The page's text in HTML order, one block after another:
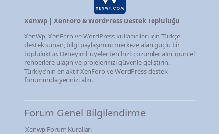
XenWp | XenForo & WordPress Destek Topluluğu
XenWp, XenForo ve WordPress kullanıcıları için Türkçe
destek sunan, bilgi paylaşımını merkeze alan güçlü bir
topluluktur. Deneyimli üyelerden hızlı çözümler alın, güncel
rehberlere ulaşın ve projelerinizi güvenle geliştirin.
Türkiye’nin en aktif XenForo ve WordPress destek
forumunda yerinizi alın.
Forum Genel Bilgilendirme
Xenwp Forum Kuralları